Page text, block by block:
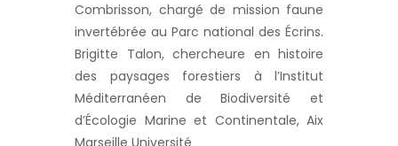
Combrisson, chargé de mission faune
invertébrée au Parc national des Écrins.
Brigitte Talon, chercheure en histoire
des paysages forestiers à l’Institut
Méditerranéen de Biodiversité et
d’Écologie Marine et Continentale, Aix